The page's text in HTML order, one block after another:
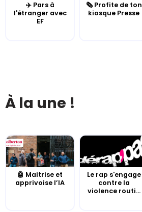
✈️ Pars à
l'étranger avec
EF
🗞️ Profite de ton
kiosque Presse
À la une !
🤖 Maitrise et
apprivoise l’IA
Le rap s'engage
contre la
violence routi...